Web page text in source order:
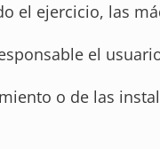
el ejercicio, las
el
o de las